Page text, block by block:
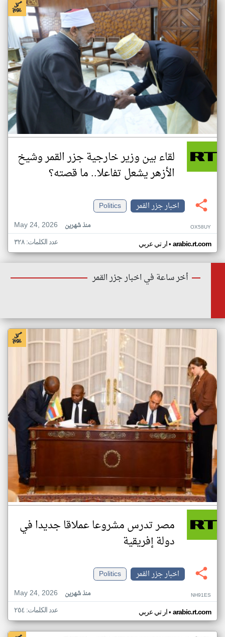
لقاء بين وزير خارجية جزر القمر وشيخ
الأزهر يشعل تفاعلا.. ما قصته؟
اخبار جزر القمر
Politics
May 24, 2026
منذ شهرين OX58UY
ار تي عربي• arabic.rt.com عدد الكلمات: ٣٢٨
أخر ساعة في اخبار جزر القمر
مصر تدرس مشروعا عملاقا جديدا في
دولة إفريقية
اخبار جزر القمر
Politics
May 24, 2026
منذ شهرين NH91ES
ار تي عربي• arabic.rt.com عدد الكلمات: ٢٥٤